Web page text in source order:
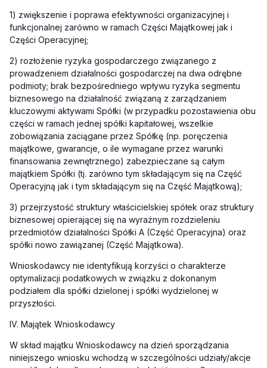
1) zwiększenie i poprawa efektywności organizacyjnej i
funkcjonalnej zarówno w ramach Części Majątkowej jak i
Części Operacyjnej;
2) rozłożenie ryzyka gospodarczego związanego z
prowadzeniem działalności gospodarczej na dwa odrębne
podmioty; brak bezpośredniego wpływu ryzyka segmentu
biznesowego na działalność związaną z zarządzaniem
kluczowymi aktywami Spółki (w przypadku pozostawienia obu
części w ramach jednej spółki kapitałowej, wszelkie
zobowiązania zaciągane przez Spółkę (np. poręczenia
majątkowe, gwarancje, o ile wymagane przez warunki
finansowania zewnętrznego) zabezpieczane są całym
majątkiem Spółki (tj. zarówno tym składającym się na Część
Operacyjną jak i tym składającym się na Część Majątkową);
3) przejrzystość struktury właścicielskiej spółek oraz struktury
biznesowej opierającej się na wyraźnym rozdzieleniu
przedmiotów działalności Spółki A (Część Operacyjna) oraz
spółki nowo zawiązanej (Część Majątkowa).
Wnioskodawcy nie identyfikują korzyści o charakterze
optymalizacji podatkowych w związku z dokonanym
podziałem dla spółki dzielonej i spółki wydzielonej w
przyszłości.
IV. Majątek Wnioskodawcy
W skład majątku Wnioskodawcy na dzień sporządzania
niniejszego wniosku wchodzą w szczególności udziały/akcje